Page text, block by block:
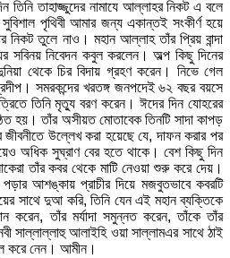
তাহাজ্জুদের নামাযে আল্লাহর নিকট এ বলে
পৃথিবী আমার জন্য একান্তই সংকীর্ণ হয়ে
তুলে নাও। মহান আল্লাহ তাঁর প্রিয় বান্দা
সবিনয় নিবেদন কবুল করলেন। অল্প কিছু দিনের
থেকে চির বিদায় গ্রহণ করেন। নিভে গেল
সমরকন্দের খরতঙ্গ জনপদেই ৬২ বছর বয়সে
তিনি মৃত্যু বরণ করেন। ঈদের দিন যোহরের
হয়। তাঁর অসীয়ত মোতাবেক তিনটি সাদা কাপড়
উল্লেখ করা হয়েছে যে, দাফন করার পর
অধিক সুঘ্রাণ বের হতে থাকে। বেশ কিছু দিন
তাঁর কবর থেকে মাটি নেওয়া শুরু করে দেয়।
আশঙ্কায় প্রাচীর দিয়ে মজবুতভাবে কবরটি
সাথে দুআ করি, তিনি যেন এই মহান ব্যক্তিকে
করেন, তাঁর মর্যাদা সমুন্নত করেন, তাঁকে তাঁর
সাল্লাল্লাহু আলাইহি ওয়া সাল্লামএর সাথে ঠাই
করে নেন। আমীন।